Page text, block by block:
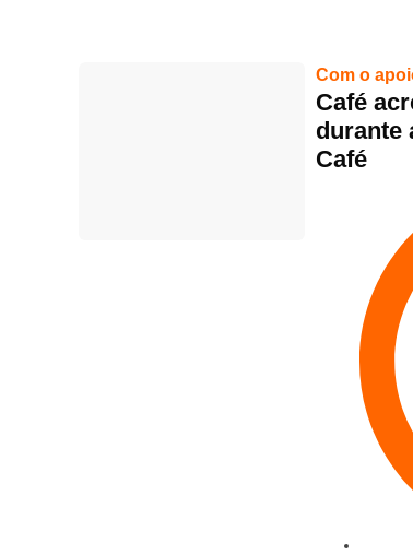
Com o
Café
durante
Café